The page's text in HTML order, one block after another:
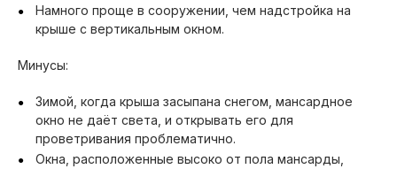
Намного проще в сооружении, чем надстройка на
крыше с вертикальным окном.
Минусы:
Зимой, когда крыша засыпана снегом, мансардное
окно не даёт света, и открывать его для
проветривания проблематично.
Окна, расположенные высоко от пола мансарды,